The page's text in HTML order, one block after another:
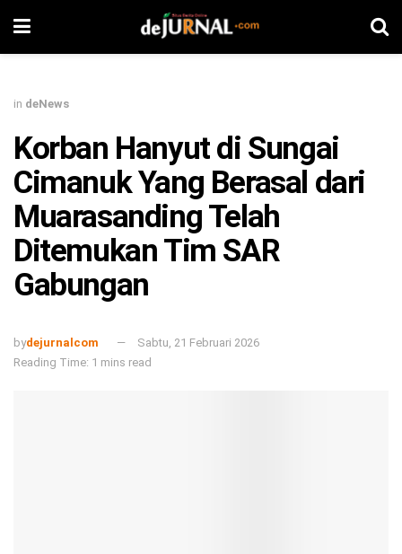
in deNews
Korban Hanyut di Sungai
Cimanuk Yang Berasal dari
Muarasanding Telah
Ditemukan Tim SAR
Gabungan
bydejurnalcom
Sabtu, 21 Februari 2026
Reading Time: 1 mins read